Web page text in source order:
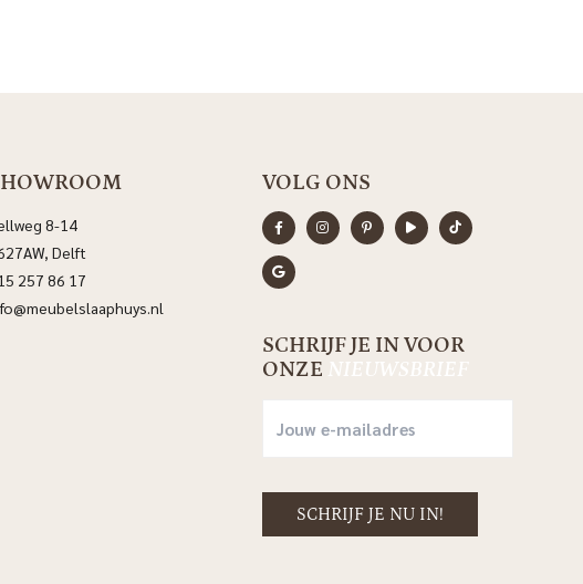
8-14
Delft
257 86 17
VOLG ONS
SCHRIJF JE IN VOOR
ONZE NIEUWSBRIEF